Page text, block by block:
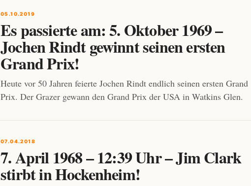
05.10.2019
Es passierte am: 5. Oktober 1969 –
Jochen Rindt gewinnt seinen ersten
Grand Prix!
Heute vor 50 Jahren feierte Jochen Rindt endlich seinen ersten Grand
Prix. Der Grazer gewann den Grand Prix der USA in Watkins Glen.
07.04.2018
7. April 1968 – 12:39 Uhr – Jim Clark
stirbt in Hockenheim!